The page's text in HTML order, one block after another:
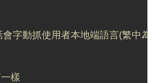
字動抓使用者本地端語言(繁中為
樣